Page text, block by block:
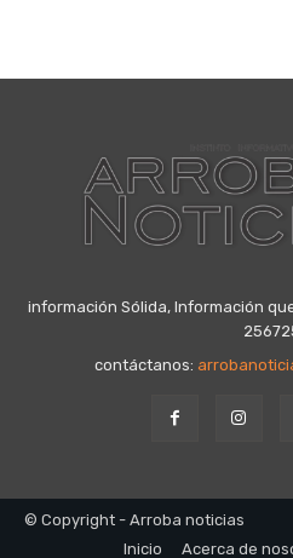
información Sólida, Información
contáctanos:
© Copyright - Arroba noticias
Inicio
Acerca de